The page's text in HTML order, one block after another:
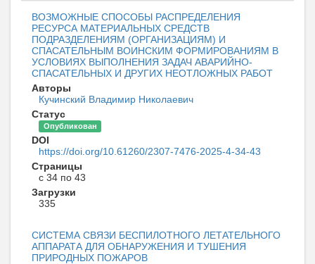
ВОЗМОЖНЫЕ СПОСОБЫ РАСПРЕДЕЛЕНИЯ
РЕСУРСА МАТЕРИАЛЬНЫХ СРЕДСТВ
ПОДРАЗДЕЛЕНИЯМ (ОРГАНИЗАЦИЯМ) И
СПАСАТЕЛЬНЫМ ВОИНСКИМ ФОРМИРОВАНИЯМ В
УСЛОВИЯХ ВЫПОЛНЕНИЯ ЗАДАЧ АВАРИЙНО-
СПАСАТЕЛЬНЫХ И ДРУГИХ НЕОТЛОЖНЫХ РАБОТ
Авторы
Кучинский Владимир Николаевич
Статус
Опубликован
DOI
https://doi.org/10.61260/2307-7476-2025-4-34-43
Страницы
с 34 по 43
Загрузки
335
СИСТЕМА СВЯЗИ БЕСПИЛОТНОГО ЛЕТАТЕЛЬНОГО
АППАРАТА ДЛЯ ОБНАРУЖЕНИЯ И ТУШЕНИЯ
ПРИРОДНЫХ ПОЖАРОВ